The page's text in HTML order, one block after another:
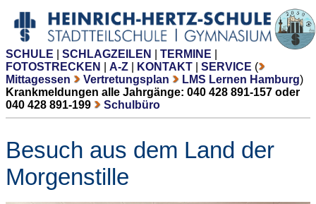
SCHULE SCHLAGZEILEN TERMINE
FOTOSTRECKEN
A-Z KONTAKT SERVICE (
Mittagessen
Vertretungsplan LMS Lernen Hamburg)
Krankmeldungen alle Jahrgänge: 040 428 891-157 oder
040 428 891-199
Schulbüro
Besuch aus dem Land der
Morgenstille